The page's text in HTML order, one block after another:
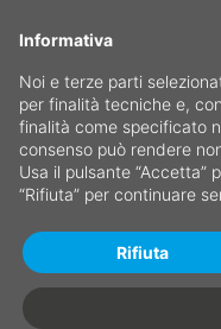
Informativa
Noi e terze parti
per finalità tecniche e,
finalità come specificato
consenso può rendere
Usa il pulsante “Accetta”
“Rifiuta” per continuare
Rifiuta